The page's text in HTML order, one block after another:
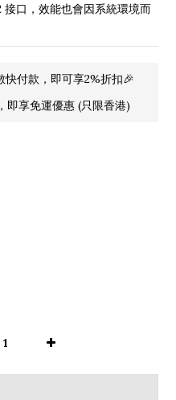
口，效能也會因系統環境而
付款，即可享2%折扣🎉
享免運優惠 (只限香港)